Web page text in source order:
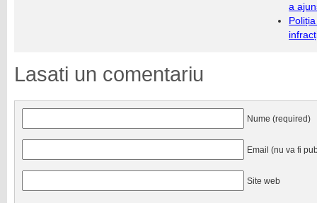
a
Lasati un comentariu
Nume (required)
Email (nu va fi
Site web